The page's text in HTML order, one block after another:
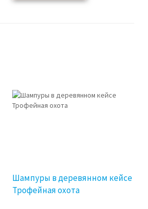
Шампуры в деревянном кейсе
Трофейная охота